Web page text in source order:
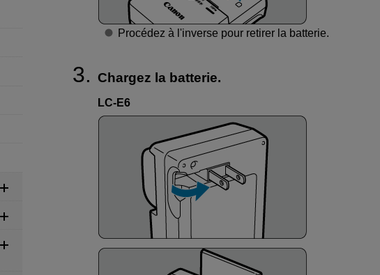
Procédez à l'inverse pour retirer la batterie.
Chargez la batterie.
LC-E6